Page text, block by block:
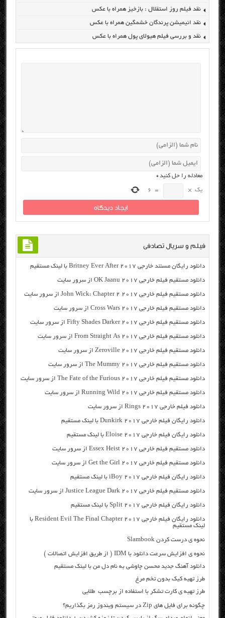
نقد فیلم روز استقلال : بازخیز همراه با عکس
نقد انیمیشن پرندگان خشمگین همراه با عکس
نقد و بررسی فیلم هیولای پول همراه با عکس
معادله را حل کنید*
یک ×
=
6
فیلم و سریال تصادفی
دانلود رایگان مسنتد خارجی Britney Ever After 2017 با لینک مستقیم
دانلود مستقیم فیلم خارجی OK Jaanu 2017 از سرور سایت
دانلود مستقیم فیلم خارجی John Wick: Chapter 2 2017 از سرور سایت
دانلود مستقیم فیلم خارجی Cross Wars 2017 از سرور سایت
دانلود مستقیم فیلم خارجی Fifty Shades Darker 2017 از سرور سایت
دانلود مستقیم فیلم خارجی From Straight As 2017 از سرور سایت
دانلود مستقیم فیلم خارجی Zeroville 2017 از سرور سایت
دانلود مستقیم فیلم خارجی The Mummy 2017 از سرور سایت
دانلود مستقیم فیلم خارجی The Fate of the Furious 2017 از سرور سایت
دانلود مستقیم فیلم خارجی Running Wild 2017 از سرور سایت
دانلود فیلم خارجی Rings 2017 از سرور سایت
دانلود رایگان فیلم خارجی Dunkirk 2017 با لینک مستقیم
دانلود رایگان فیلم خارجی Eloise 2017 با لینک مستقیم
دانلود مستقیم فیلم خارجی Essex Heist 2017 از سرور سایت
دانلود مستقیم فیلم خارجی Get the Girl 2017 از سرور سایت
دانلود رایگان فیلم خارجی iBoy 2017 با لینک مستقیم
دانلود مستقیم فیلم خارجی Justice League Dark 2017 از سرور سایت
دانلود رایگان فیلم خارجی Split 2017 با لینک مستقیم
دانلود رایگان فیلم خارجی Resident Evil The Final Chapter 2017 با
لینک مستقیم
نحوه ی درست کردن Slambook
نحوه ی افزایش سرعت دانلود با IDM ( از طریق افزایش اتصالات )
دانلود آهنگ جدید محسن چاوشی به نام دل من با لینک مستقیم
طرز تهیه کیک بدون تخم مرغ
طرز تهیه ی کارت تشکر با استفاده از برچسب طلایی
چگونه برای فایل های Zip در سیستم ویندوز رمز بگذاریم؟